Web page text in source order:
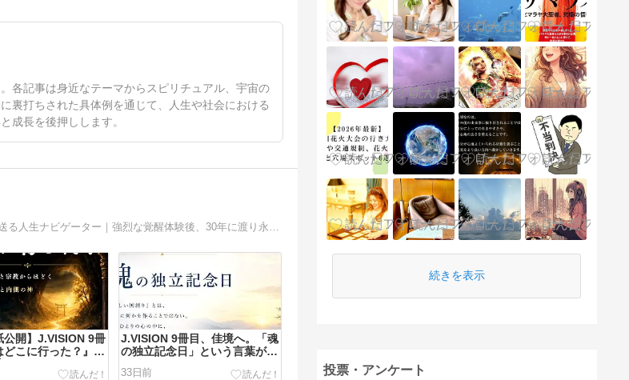
各記事は身近なテーマからスピリチュアル、宇宙の
裏打ちされた具体例を通じて、人生や社会における
成長を後押しします。
〜kindle出版ベストセラー１位連続獲得〜１万人を超える方々にアドバイスを送る人生ナビゲーター｜強烈な覚醒体験後、30年に渡り永遠の真実を追求｜ 生きる意味｜人生の目的｜隠された真実を求めている方々へメッセージ贈っています。
公開】J.VISION 9冊
どこに行った？』7
J.VISION 9冊目、佳境へ。「魂
の独立記念日」という言葉が生
まれました
33日前
続きを表示
投票・アンケート